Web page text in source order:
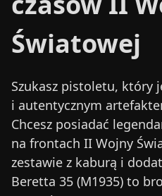
Światowej
Szukasz pistoletu, który
i autentycznym
Chcesz posiadać
na frontach II Wojny
zestawie z kaburą i
Beretta 35 (M1935) to